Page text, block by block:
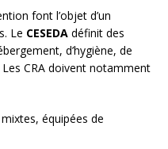
font l’objet d’un
Le CESEDA définit des
d’hygiène, de
CRA doivent notamment
équipées de